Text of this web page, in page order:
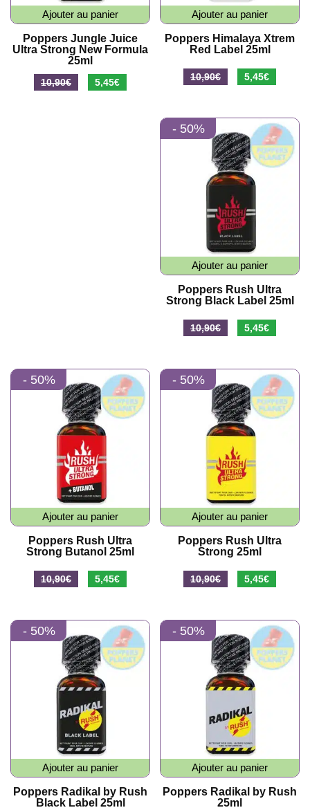
Ajouter au panier
Poppers Jungle Juice
Ultra Strong New Formula
25ml
10,90€
Le5,45€
Ajouter au panier
Poppers Himalaya Xtrem
Red Label 25ml
10,90€
Le
était :
10,90€.
5,45€
est :
5,45€.
- 50%
Ajouter au panier
Poppers Rush Ultra
Strong Black Label 25ml
10,90€
Le
était :
10,90€.
5,45€
est :
5,45€.
- 50%
Ajouter au panier
Poppers Rush Ultra
Strong Butanol 25ml
10,90€
Le
était :
10,90€.
5,45€
est :
5,45€.
- 50%
Ajouter au panier
Poppers Rush Ultra
Strong 25ml
10,90€
Le
était :
10,90€.
5,45€
est :
5,45€.
- 50%
Ajouter au panier
Poppers Radikal by Rush
Black Label 25ml
- 50%
Ajouter au panier
Poppers Radikal by Rush
25ml